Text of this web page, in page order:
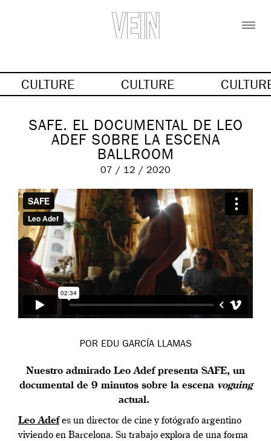
CULTURE CULTURE
SAFE. EL DOCUMENTAL DE LEO
ADEF SOBRE LA ESCENA
BALLROOM
07 / 12 / 2020
POR EDU GARCÍA LLAMAS
Nuestro admirado Leo Adef presenta SAFE, un
documental de 9 minutos sobre la escena voguing
actual.
Leo Adefes un director de cine y fotógrafo argentino
viviendo en Barcelona. Su trabajo explora de una forma